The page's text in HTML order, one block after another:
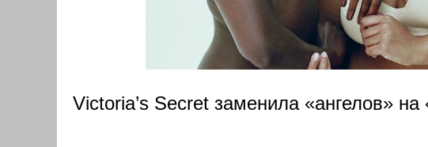
Victoria’s Secret заменила «ангелов»